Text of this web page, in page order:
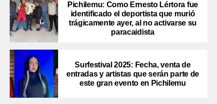
Pichilemu: Como Ernesto Lértora fue
identificado el deportista que murió
trágicamente ayer, al no activarse su
paracaidista
Surfestival 2025: Fecha, venta de
entradas y artistas que serán parte de
este gran evento en Pichilemu